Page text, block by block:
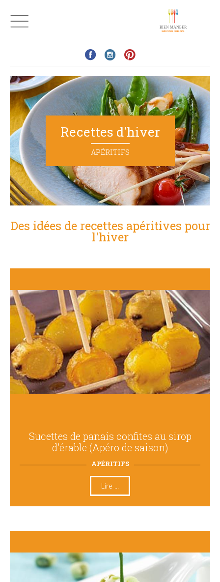
Recettes d'hiver
APÉRITIFS
Des idées de recettes apéritives pour
l'hiver
Sucettes de panais confites au sirop
d'érable (Apéro de saison)
APÉRITIFS
Lire ...